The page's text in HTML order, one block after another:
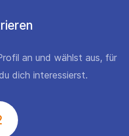
an und wählst aus, für
dich interessierst.